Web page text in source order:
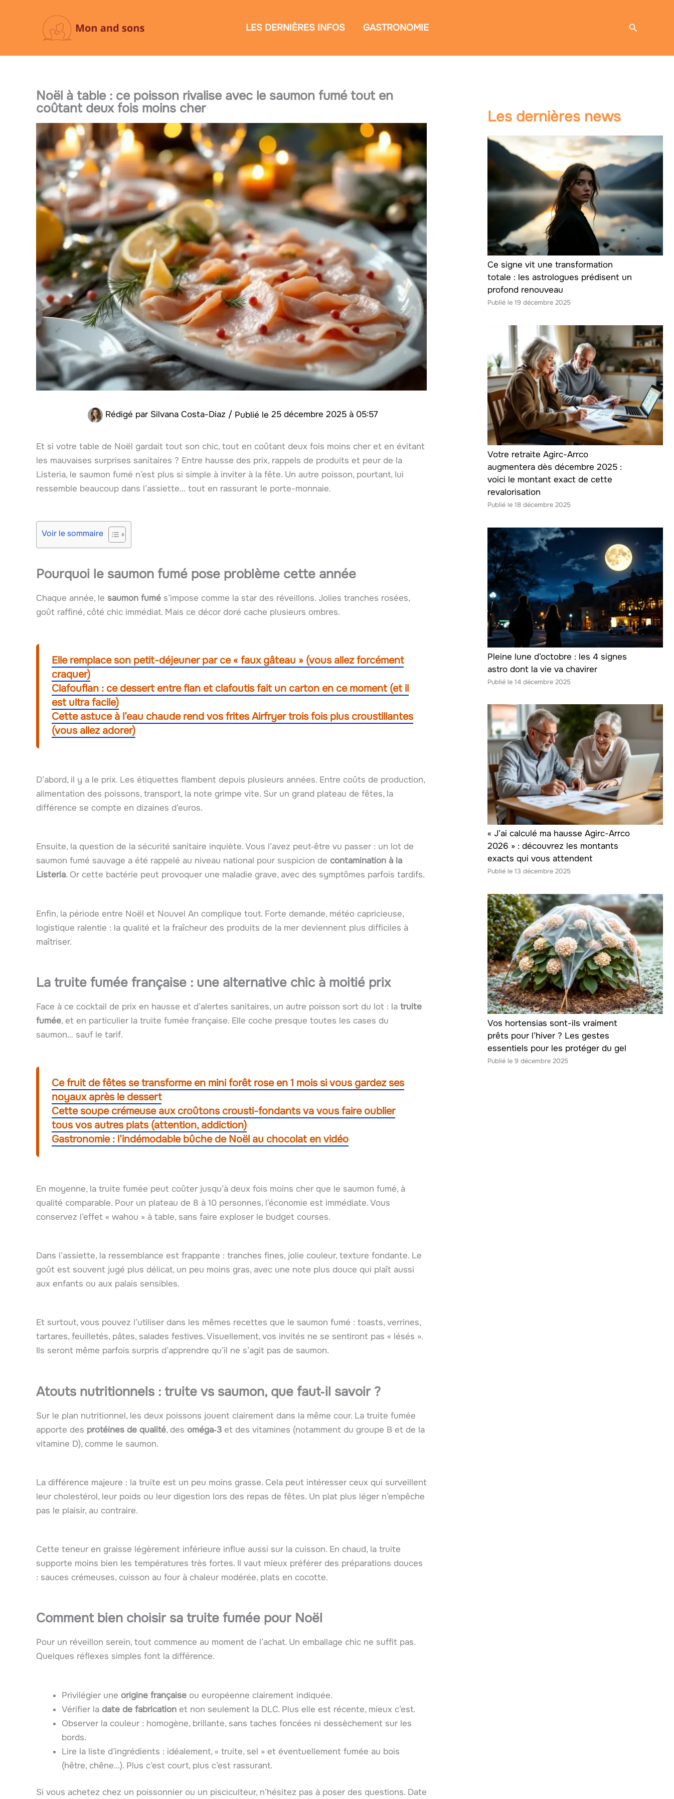
LES DERNIÈRES INFOS GASTRONOMIE
Noël à table : ce poisson rivalise avec le saumon fumé tout en
coûtant deux fois moins cher
Rédigé par Silvana Costa-Diaz / 25 décembre 2025 à 05:57
Et si votre table de Noël gardait tout son chic, tout en coûtant deux fois moins cher et en évitant
les mauvaises surprises sanitaires ? Entre hausse des prix, rappels de produits et peur de la
Listeria, le saumon fumé n’est plus si simple à inviter à la fête. Un autre poisson, pourtant, lui
ressemble beaucoup dans l’assiette… tout en rassurant le porte-monnaie.
Voir le sommaire
Pourquoi le saumon fumé pose problème cette année
Chaque année, le saumon fumé s’impose comme la star des réveillons. Jolies tranches rosées,
goût raffiné, côté chic immédiat. Mais ce décor doré cache plusieurs ombres.
Elle remplace son petit-déjeuner par ce « faux gâteau » (vous allez forcément
craquer)
Clafouflan : ce dessert entre flan et clafoutis fait un carton en ce moment (et il
est ultra facile)
Cette astuce à l’eau chaude rend vos frites Airfryer trois fois plus croustillantes
(vous allez adorer)
D’abord, il y a le prix. Les étiquettes flambent depuis plusieurs années. Entre coûts de production,
alimentation des poissons, transport, la note grimpe vite. Sur un grand plateau de fêtes, la
différence se compte en dizaines d’euros.
Ensuite, la question de la sécurité sanitaire inquiète. Vous l’avez peut‑être vu passer : un lot de
saumon fumé sauvage a été rappelé au niveau national pour suspicion de contamination à la
Listeria. Or cette bactérie peut provoquer une maladie grave, avec des symptômes parfois tardifs.
Enfin, la période entre Noël et Nouvel An complique tout. Forte demande, météo capricieuse,
logistique ralentie : la qualité et la fraîcheur des produits de la mer deviennent plus difficiles à
maîtriser.
La truite fumée française : une alternative chic à moitié prix
Face à ce cocktail de prix en hausse et d’alertes sanitaires, un autre poisson sort du lot : la truite
fumée, et en particulier la truite fumée française. Elle coche presque toutes les cases du
saumon… sauf le tarif.
Ce fruit de fêtes se transforme en mini forêt rose en 1 mois si vous gardez ses
noyaux après le dessert
Cette soupe crémeuse aux croûtons crousti-fondants va vous faire oublier
tous vos autres plats (attention, addiction)
Gastronomie : l’indémodable bûche de Noël au chocolat en vidéo
En moyenne, la truite fumée peut coûter jusqu’à deux fois moins cher que le saumon fumé, à
qualité comparable. Pour un plateau de 8 à 10 personnes, l’économie est immédiate. Vous
conservez l’effet « wahou » à table, sans faire exploser le budget courses.
Dans l’assiette, la ressemblance est frappante : tranches fines, jolie couleur, texture fondante. Le
goût est souvent jugé plus délicat, un peu moins gras, avec une note plus douce qui plaît aussi
aux enfants ou aux palais sensibles.
Et surtout, vous pouvez l’utiliser dans les mêmes recettes que le saumon fumé : toasts, verrines,
tartares, feuilletés, pâtes, salades festives. Visuellement, vos invités ne se sentiront pas « lésés ».
Ils seront même parfois surpris d’apprendre qu’il ne s’agit pas de saumon.
Atouts nutritionnels : truite vs saumon, que faut‑il savoir ?
Sur le plan nutritionnel, les deux poissons jouent clairement dans la même cour. La truite fumée
apporte des protéines de qualité, des oméga‑3 et des vitamines (notamment du groupe B et de la
vitamine D), comme le saumon.
La différence majeure : la truite est un peu moins grasse. Cela peut intéresser ceux qui surveillent
leur cholestérol, leur poids ou leur digestion lors des repas de fêtes. Un plat plus léger n’empêche
pas le plaisir, au contraire.
Cette teneur en graisse légèrement inférieure influe aussi sur la cuisson. En chaud, la truite
supporte moins bien les températures très fortes. Il vaut mieux préférer des préparations douces
: sauces crémeuses, cuisson au four à chaleur modérée, plats en cocotte.
Comment bien choisir sa truite fumée pour Noël
Pour un réveillon serein, tout commence au moment de l’achat. Un emballage chic ne suffit pas.
Quelques réflexes simples font la différence.
Privilégier une origine française ou européenne clairement indiquée.
Vérifier la date de fabrication et non seulement la DLC. Plus elle est récente, mieux c’est.
Observer la couleur : homogène, brillante, sans taches foncées ni dessèchement sur les
bords.
Lire la liste d’ingrédients : idéalement, « truite, sel » et éventuellement fumée au bois
(hêtre, chêne…). Plus c’est court, plus c’est rassurant.
Si vous achetez chez un poissonnier ou un pisciculteur, n’hésitez pas à poser des questions. Date
Les dernières news
Ce signe vit une transformation
totale : les astrologues prédisent un
profond renouveau
19 décembre 2025
Votre retraite Agirc-Arrco
augmentera dès décembre 2025 :
voici le montant exact de cette
revalorisation
18 décembre 2025
Pleine lune d’octobre : les 4 signes
astro dont la vie va chavirer
14 décembre 2025
« J’ai calculé ma hausse Agirc-Arrco
2026 » : découvrez les montants
exacts qui vous attendent
13 décembre 2025
Vos hortensias sont-ils vraiment
prêts pour l’hiver ? Les gestes
essentiels pour les protéger du gel
9 décembre 2025